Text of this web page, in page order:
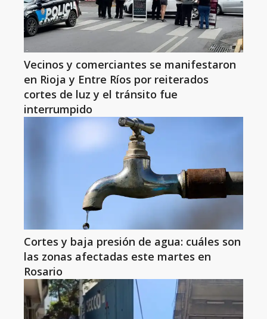
Vecinos y comerciantes se manifestaron
en Rioja y Entre Ríos por reiterados
cortes de luz y el tránsito fue
interrumpido
Cortes y baja presión de agua: cuáles son
las zonas afectadas este martes en
Rosario